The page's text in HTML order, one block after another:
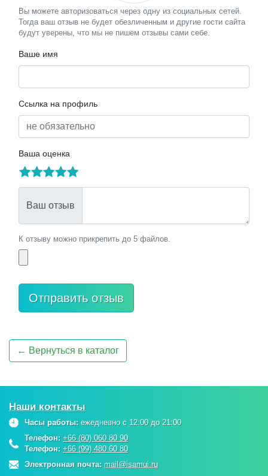
Вы можете авторизоваться через одну из социальных сетей.
Тогда ваш отзыв не будет обезличенным и другие гости сайта
будут уверены, что мы не пишем отзывы сами себе.
Ваше имя
Ссылка на профиль
Ваша оценка
Ваш отзыв
К отзыву можно прикрепить до 5 файлов.
← Вернуться в каталог
Наши контакты
Часы работы: ежедневно с 12:00 до 21:00
Телефон: +66 (80) 060 80 90
Телефон: +66 (99) 480 60 80
Электронная почта: mail@isamui.ru